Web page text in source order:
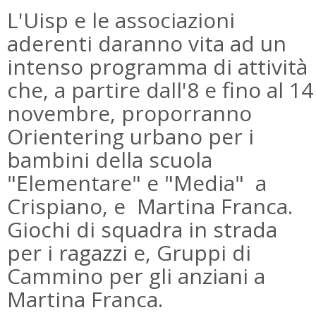
L'Uisp e le associazioni
aderenti daranno vita ad un
intenso programma di attività
che, a partire dall'8 e fino al 14
novembre, proporranno
Orientering urbano per i
bambini della scuola
"Elementare" e "Media" a
Crispiano, e Martina Franca.
Giochi di squadra in strada
per i ragazzi e, Gruppi di
Cammino per gli anziani a
Martina Franca.